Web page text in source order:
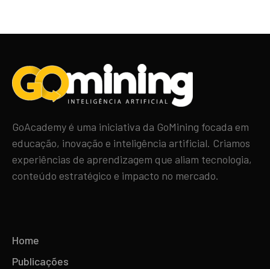
GoAcademy é uma iniciativa da GoMining focada em
educação, inovação e inteligência artificial. Criamos
experiências de aprendizagem que aliam tecnologia,
conteúdo estratégico e impacto no mercado.
Home
Publicações